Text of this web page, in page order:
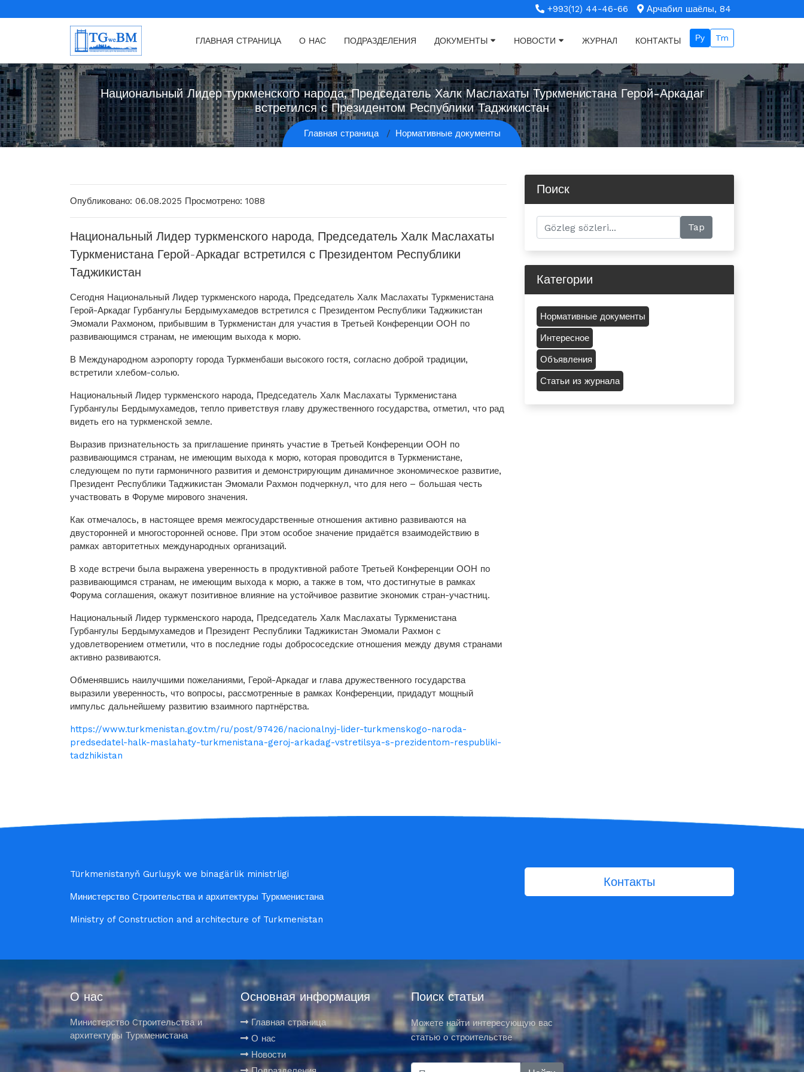
+993(12) 44-46-66 Арчабил шаёлы, 84
ГЛАВНАЯ СТРАНИЦА О НАС ПОДРАЗДЕЛЕНИЯ ДОКУМЕНТЫ НОВОСТИ ЖУРНАЛ КОНТАКТЫ Ру Tm
Национальный Лидер туркменского народа, Председатель Халк Маслахаты Туркменистана Герой-Аркадаг
встретился с Президентом Республики Таджикистан
Главная страница Нормативные документы
Опубликовано: 06.08.2025 Просмотрено: 1088
Национальный Лидер туркменского народа, Председатель Халк Маслахаты
Туркменистана Герой-Аркадаг встретился с Президентом Республики
Таджикистан
Сегодня Национальный Лидер туркменского народа, Председатель Халк Маслахаты Туркменистана
Герой-Аркадаг Гурбангулы Бердымухамедов встретился с Президентом Республики Таджикистан
Эмомали Рахмоном, прибывшим в Туркменистан для участия в Третьей Конференции ООН по
развивающимся странам, не имеющим выхода к морю.
В Международном аэропорту города Туркменбаши высокого гостя, согласно доброй традиции,
встретили хлебом-солью.
Национальный Лидер туркменского народа, Председатель Халк Маслахаты Туркменистана
Гурбангулы Бердымухамедов, тепло приветствуя главу дружественного государства, отметил, что рад
видеть его на туркменской земле.
Выразив признательность за приглашение принять участие в Третьей Конференции ООН по
развивающимся странам, не имеющим выхода к морю, которая проводится в Туркменистане,
следующем по пути гармоничного развития и демонстрирующим динамичное экономическое развитие,
Президент Республики Таджикистан Эмомали Рахмон подчеркнул, что для него – большая честь
участвовать в Форуме мирового значения.
Как отмечалось, в настоящее время межгосударственные отношения активно развиваются на
двусторонней и многосторонней основе. При этом особое значение придаётся взаимодействию в
рамках авторитетных международных организаций.
В ходе встречи была выражена уверенность в продуктивной работе Третьей Конференции ООН по
развивающимся странам, не имеющим выхода к морю, а также в том, что достигнутые в рамках
Форума соглашения, окажут позитивное влияние на устойчивое развитие экономик стран-участниц.
Национальный Лидер туркменского народа, Председатель Халк Маслахаты Туркменистана
Гурбангулы Бердымухамедов и Президент Республики Таджикистан Эмомали Рахмон с
удовлетворением отметили, что в последние годы добрососедские отношения между двумя странами
активно развиваются.
Обменявшись наилучшими пожеланиями, Герой-Аркадаг и глава дружественного государства
выразили уверенность, что вопросы, рассмотренные в рамках Конференции, придадут мощный
импульс дальнейшему развитию взаимного партнёрства.
https://www.turkmenistan.gov.tm/ru/post/97426/nacionalnyj-lider-turkmenskogo-naroda-
predsedatel-halk-maslahaty-turkmenistana-geroj-arkadag-vstretilsya-s-prezidentom-respubliki-
tadzhikistan
Поиск
Категории
Нормативные документы
Интересное
Объявления
Статьи из журнала
Türkmenistanyň Gurluşyk we binagärlik ministrligi
Министерство Строительства и архитектуры Туркменистана
Ministry of Construction and architecture of Turkmenistan
Контакты
О нас
Министерство Cтроительства и
архитектуры Туркменистана
Основная информация
Главная страница
О нас
Новости
Поиск статьи
Можете найти интересующую вас
статью о строительстве